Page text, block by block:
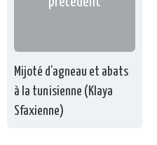
Mijoté d’agneau et abats
à la tunisienne (Klaya
Sfaxienne)